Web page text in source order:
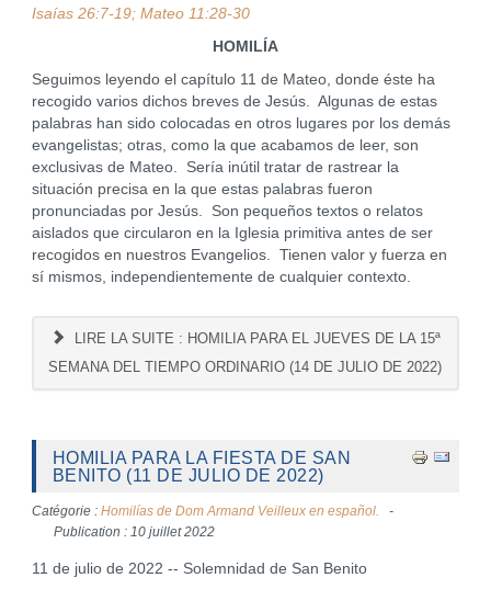
Isaías 26:7-19; Mateo 11:28-30
HOMILÍA
Seguimos leyendo el capítulo 11 de Mateo, donde éste ha
recogido varios dichos breves de Jesús. Algunas de estas
palabras han sido colocadas en otros lugares por los demás
evangelistas; otras, como la que acabamos de leer, son
exclusivas de Mateo. Sería inútil tratar de rastrear la
situación precisa en la que estas palabras fueron
pronunciadas por Jesús. Son pequeños textos o relatos
aislados que circularon en la Iglesia primitiva antes de ser
recogidos en nuestros Evangelios. Tienen valor y fuerza en
sí mismos, independientemente de cualquier contexto.
LIRE LA SUITE : HOMILIA PARA EL JUEVES DE LA 15ª
SEMANA DEL TIEMPO ORDINARIO (14 DE JULIO DE 2022)
HOMILIA PARA LA FIESTA DE SAN
BENITO (11 DE JULIO DE 2022)
Catégorie : Homilías de Dom Armand Veilleux en español.
Publication : 10 juillet 2022
11 de julio de 2022 -- Solemnidad de San Benito